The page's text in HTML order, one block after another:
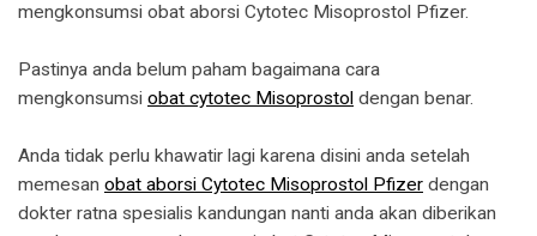
mengkonsumsi obat aborsi Cytotec Misoprostol Pfizer.
Pastinya anda belum paham bagaimana cara
mengkonsumsi obat cytotec Misoprostol dengan benar.
Anda tidak perlu khawatir lagi karena disini anda setelah
memesan obat aborsi Cytotec Misoprostol Pfizer dengan
dokter ratna spesialis kandungan nanti anda akan diberikan